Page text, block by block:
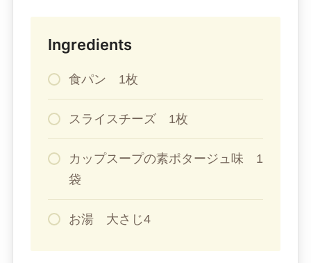
Ingredients
食パン 1枚
スライスチーズ 1枚
カップスープの素ポタージュ味 1
袋
お湯 大さじ4